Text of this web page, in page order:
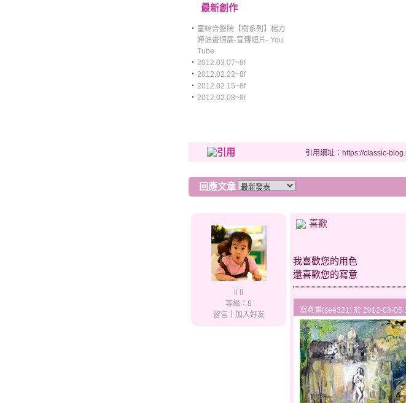
最新創作
‧ 童綜合醫院【樹系列】楊方
婷油畫個展-宣傳短片- You
Tube
‧ 2012.03.07~8f
‧ 2012.02.22~8f
‧ 2012.02.15~8f
‧ 2012.02.08~8f
引用網址：https://classic-
回應文章
li li
等級：8
留言｜ 加入好友
喜歡
我喜歡您的用色
還喜歡您的寫意
寫意畫(see321) 於 2012-03-05